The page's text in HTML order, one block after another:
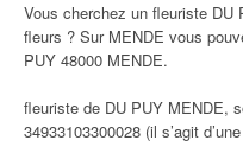
Vous cherchez un fleuriste DU
fleurs ? Sur MENDE vous
PUY 48000 MENDE.
fleuriste de DU PUY MENDE,
34933103300028 (il s’agit